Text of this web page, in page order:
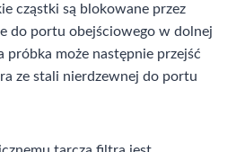
cząstki są blokowane przez
do portu obejściowego w dolnej
próbka może następnie przejść
ze stali nierdzewnej do portu